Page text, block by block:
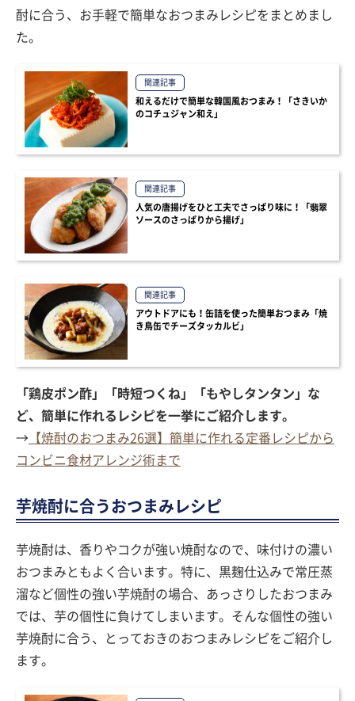
酎に合う、お手軽で簡単なおつまみレシピをまとめまし
た。
関連記事
和えるだけで簡単な韓国風おつまみ！「さきいか
のコチュジャン和え」
関連記事
人気の唐揚げをひと工夫でさっぱり味に！「翡翠
ソースのさっぱりから揚げ」
関連記事
アウトドアにも！缶詰を使った簡単おつまみ「焼
き鳥缶でチーズタッカルビ」
「鶏皮ポン酢」「時短つくね」「もやしタンタン」な
ど、簡単に作れるレシピを一挙にご紹介します。
→ 【焼酎のおつまみ26選】簡単に作れる定番レシピから
コンビニ食材アレンジ術まで
芋焼酎に合うおつまみレシピ
芋焼酎は、香りやコクが強い焼酎なので、味付けの濃い
おつまみともよく合います。特に、黒麹仕込みで常圧蒸
溜など個性の強い芋焼酎の場合、あっさりしたおつまみ
では、芋の個性に負けてしまいます。そんな個性の強い
芋焼酎に合う、とっておきのおつまみレシピをご紹介し
ます。